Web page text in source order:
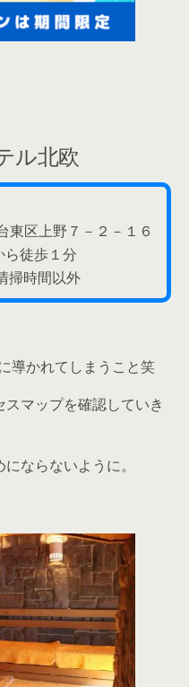
ル北欧
東区上野７－２－１６
ら徒歩１分
掃時間以外
導かれてしまうこと笑
マップを確認していき
ならないように。